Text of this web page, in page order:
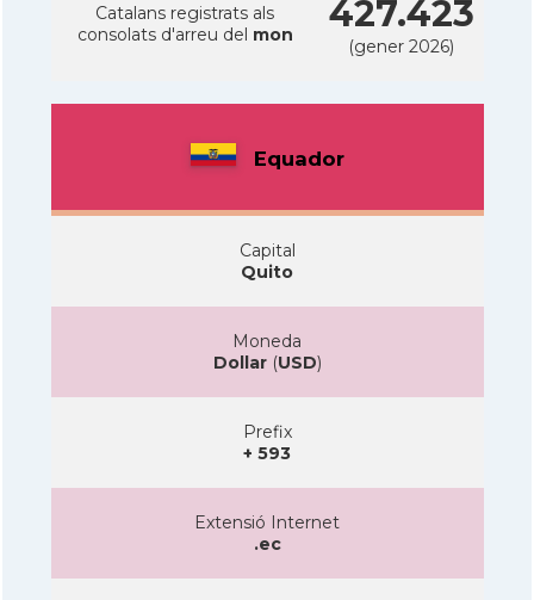
Catalans registrats als
consolats d'arreu del mon 427.423
(gener 2026)
Equador
Capital
Quito
Moneda
Dollar(USD)
Prefix
+ 593
Extensió Internet
.ec